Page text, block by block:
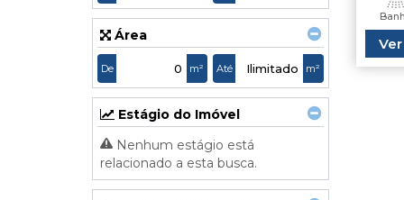
Estágio do Imóvel
Nenhum estágio está
relacionado a esta busca.
Área
De m² Até m²